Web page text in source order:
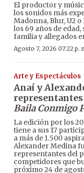
El productor y
los sonidos más
Madonna, Blur, U2
los 69 años de
familia y allegados
Agosto 7, 2026 07:22 p.
Arte y Espectáculos
Anaí y
Baila Conmigo
La edición por los
tiene a sus 17
a más de 1.500
Alexander Medina
representantes del
competidores que
próximo 24 de